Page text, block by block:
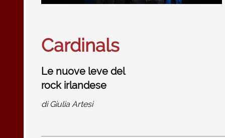
Cardinals
Le nuove leve del
rock irlandese
di Giulia Artesi